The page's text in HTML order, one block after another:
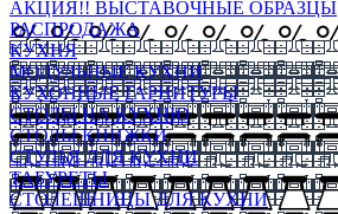
АКЦИЯ!! ВЫСТАВОЧНЫЕ ОБРАЗЦЫ
РАСПРОДАЖА
КУХНЯ
МОДУЛЬНЫЕ КУХНИ
КУХОННЫЕ ГАРНИТУРЫ
СТОЛЫ НА КУХНЮ
СТОЛЫ КНИЖКИ
СТУЛЬЯ ДЛЯ КУХНИ
ТАБУРЕТЫ
СТОЛЕШНИЦЫ ДЛЯ КУХНИ